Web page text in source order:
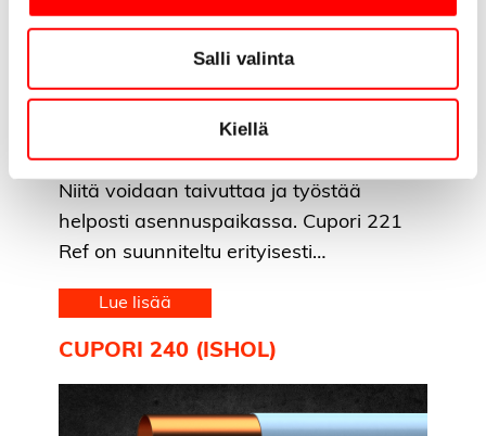
Salli valinta
Kiellä
Brittiläisen mittajärjestelmän mukaiset
Cupori 221 Ref -putket kestävät
vähintään 80 baarin käyttöpainetta.
Niitä voidaan taivuttaa ja työstää
helposti asennuspaikassa. Cupori 221
Ref on suunniteltu erityisesti…
Lue lisää
CUPORI 240 (ISHOL)